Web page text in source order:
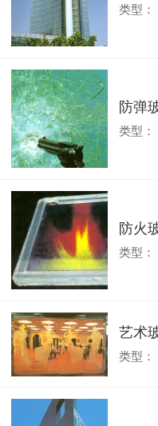
类型：
防弹
类型：
防火
类型：
艺术
类型：